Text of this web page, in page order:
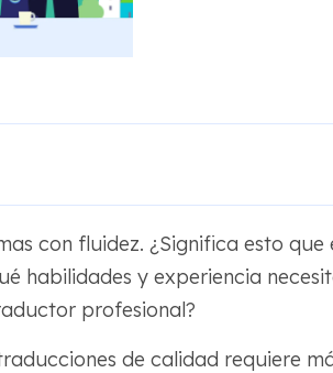
con fluidez. ¿Significa esto
habilidades y experiencia
profesional?
de calidad requiere